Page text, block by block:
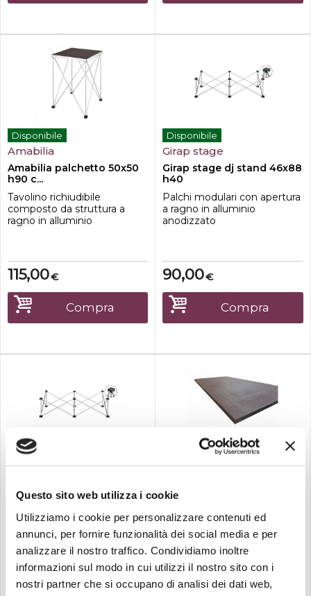
Questo sito web utilizza i cookie
Utilizziamo i cookie per personalizzare contenuti ed
annunci, per fornire funzionalità dei social media e per
analizzare il nostro traffico. Condividiamo inoltre
informazioni sul modo in cui utilizzi il nostro sito con i
nostri partner che si occupano di analisi dei dati web,
portanti in alluminio
anodizzato;-ton...
Disponibile
Amabilia
Amabilia palchetto 50x50
h90 c...
Tavolino richiudibile
composto da struttura a
ragno in alluminio
alluminio.Caratteristiche-
dimensione 50x50 cm-
Altezza 90cm-Ripiano in
Multistrato di betulla-teste di
appoggio in nylon;-tubi
portanti in alluminio
€
115,00
Compra
Disponibile
Girap stage
Girap stage dj stand 46x88
h40
Palchi modulari con apertura
a ragno in alluminio
anodizzato
DJ 46x88 H40
€
90,00
Compra
Disponibile
Girap stage
h60
Palchi modulari con apertura
a ragno in alluminio
anodizzato
sovrapponibile.Altezze
disponibili 20cm, 40cm,
DJ 46x88 H60
Disponibile
Girap stage
46x88 in...
Pedana in Resinato Fenolico
46x88cm